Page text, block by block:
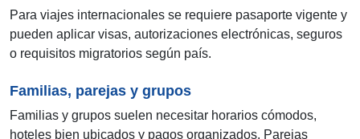
Para viajes internacionales se requiere pasaporte vigente y
pueden aplicar visas, autorizaciones electrónicas, seguros
o requisitos migratorios según país.
Familias, parejas y grupos
Familias y grupos suelen necesitar horarios cómodos,
hoteles bien ubicados y pagos organizados. Parejas